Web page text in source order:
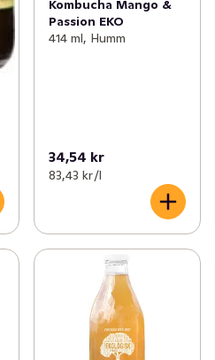
Kombucha Mango &
Passion EKO
414 ml, Humm
34,54 kr
83,43 kr /l